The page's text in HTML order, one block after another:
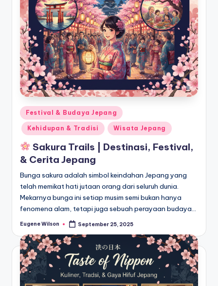
Posted
in
Festival & Budaya Jepang
Kehidupan & Tradisi Wisata Jepang
Sakura Trails | Destinasi, Festival,
& Cerita Jepang
Bunga sakura adalah simbol keindahan Jepang yang
telah memikat hati jutaan orang dari seluruh dunia.
Mekarnya bunga ini setiap musim semi bukan hanya
fenomena alam, tetapi juga sebuah perayaan budaya…
Posted
Eugene Wilson September 25, 2025